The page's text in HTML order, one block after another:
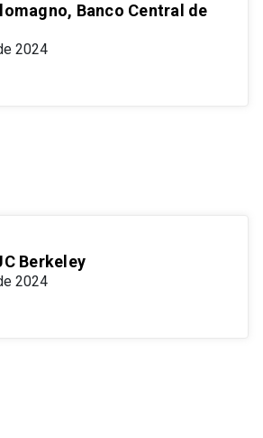
Banco Central de
2024
Berkeley
2024